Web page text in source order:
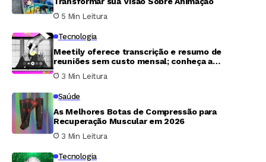
5 Min Leitura
Tecnologia
Meetily oferece transcrição e resumo de
reuniões sem custo mensal; conheça a
ferramenta
3 Min Leitura
Saúde
As Melhores Botas de Compressão para
Recuperação Muscular em 2026
3 Min Leitura
Tecnologia